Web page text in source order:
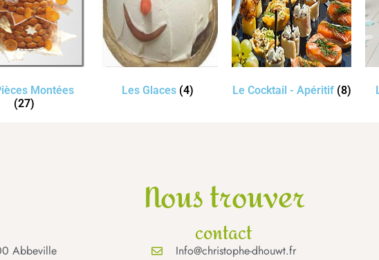
Montées
(27)
Les Glaces (4) Le Cocktail - Apéritif (8)
Nous trouver
Abbeville
contact
Info@christophe-dhouwt.fr